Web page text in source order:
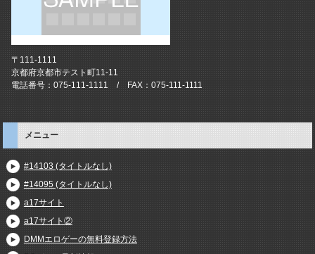
〒111-1111
京都府京都市テスト町11-11
電話番号：075-111-1111 / FAX：075-111-1111
メニュー
#14103 (タイトルなし)
#14095 (タイトルなし)
a17サイト
a17サイト②
DMMエロゲーの無料登録方法